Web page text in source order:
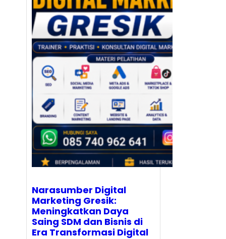
Narasumber Digital
Marketing Gresik:
Meningkatkan Daya
Saing SDM dan Bisnis di
Era Transformasi Digital